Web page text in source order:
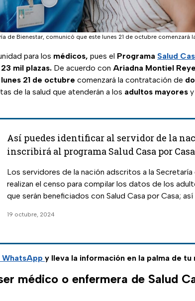
de Bienestar, comunicó que este lunes 21 de octubre comenzará
para los médicos, pues el Programa Salud
23 mil plazas. De acuerdo con Ariadna Montiel
lunes 21 de octubre comenzará la contratación de
de la salud que atenderán a los adultos mayores
Así puedes identificar al servidor de la
inscribirá al programa Salud Casa por Casa
Los servidores de la nación adscritos a la
realizan el censo para compilar los datos de los
que serán beneficiados con Salud Casa por Casa;
19 octubre, 2024
WhatsApp y lleva la información en la palma de tu
médico o enfermera de Salud